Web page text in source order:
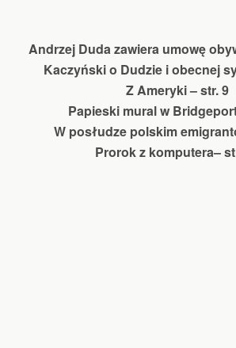
Andrzej Duda zawiera umowę
Kaczyński o Dudzie i obecnej
Z Ameryki – str. 9
Papieski mural w
W posłudze polskim
Prorok z komputera–